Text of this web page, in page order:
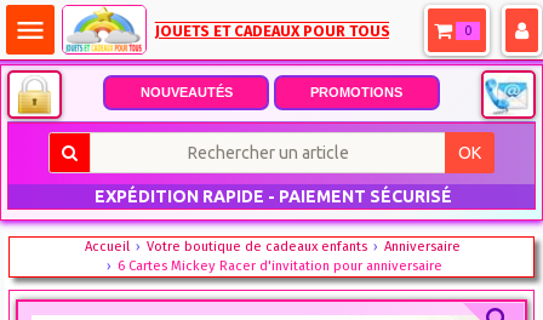
NOUVEAUTÉS PROMOTIONS
OK
EXPÉDITION RAPIDE - PAIEMENT SÉCURISÉ
menu JOUETS ET CADEAUX POUR TOUS 0
Accueil Votre boutique de cadeaux enfants
Anniversaire
6 Cartes Mickey Racer d'invitation pour anniversaire